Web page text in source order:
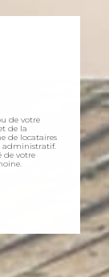
de votre
de la
de locataires
administratif.
de votre